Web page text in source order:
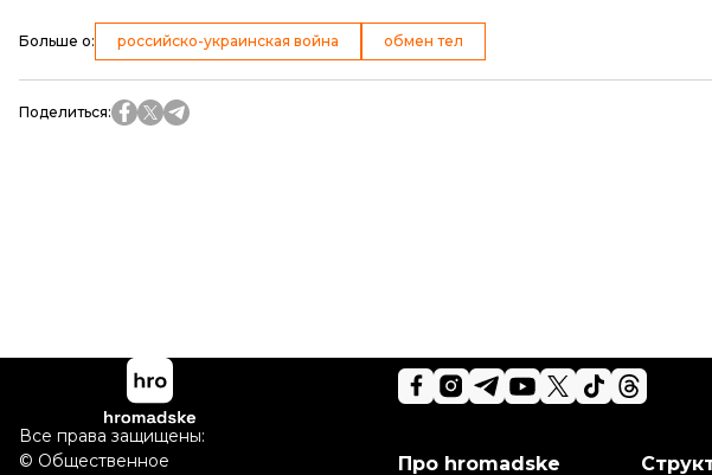
Больше о: российско-украинская война обмен тел
Поделиться:
Про hromadske
Все права защищены:
© Общественное